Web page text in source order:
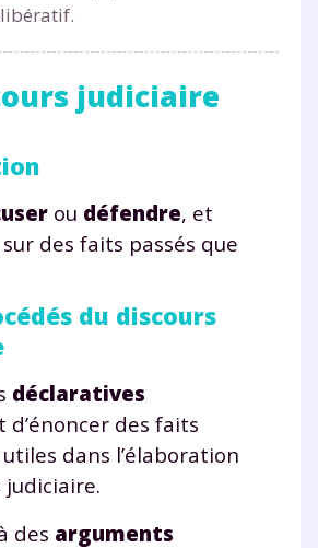
judiciaire
ou défendre, et
des faits passés que
du discours
déclaratives
des faits
dans l’élaboration
judiciaire.
des arguments